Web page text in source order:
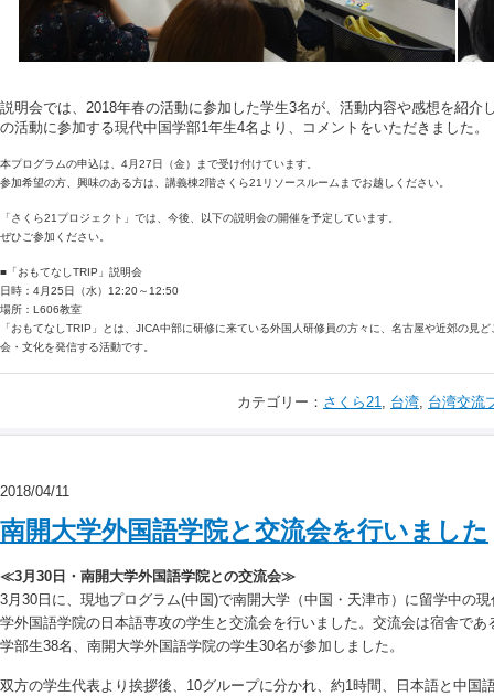
説明会では、2018年春の活動に参加した学生3名が、活動内容や感想を紹介
の活動に参加する現代中国学部1年生4名より、コメントをいただきました。
本プログラムの申込は、4月27日（金）まで受け付けています。
参加希望の方、興味のある方は、講義棟2階さくら21リソースルームまでお越しください。
「さくら21プロジェクト」では、今後、以下の説明会の開催を予定しています。
ぜひご参加ください。
■「おもてなしTRIP」説明会
日時：4月25日（水）12:20～12:50
場所：L606教室
「おもてなしTRIP」とは、JICA中部に研修に来ている外国人研修員の方々に、名古屋や近郊の見
会・文化を発信する活動です。
カテゴリー： さくら21, 台湾, 台湾交流
2018/04/11
南開大学外国語学院と交流会を行いました
≪3月30日・南開大学外国語学院との交流会≫
3月30日に、現地プログラム(中国)で南開大学（中国・天津市）に留学中の
学外国語学院の日本語専攻の学生と交流会を行いました。交流会は宿舎で
学部生38名、南開大学外国語学院の学生30名が参加しました。
双方の学生代表より挨拶後、10グループに分かれ、約1時間、日本語と中国